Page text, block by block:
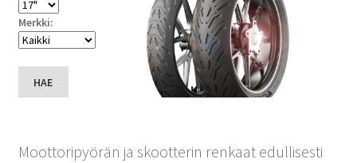
Merkki:
HAE
Moottoripyörän ja skootterin renkaat edullisesti